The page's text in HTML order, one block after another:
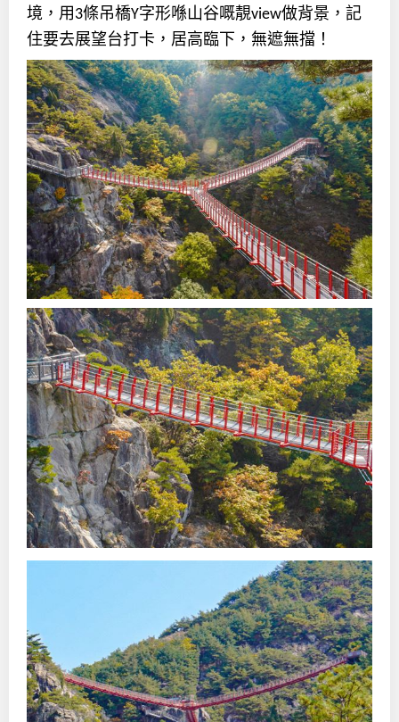
境，用3條吊橋Y字形喺山谷嘅靚view做背景，記
住要去展望台打卡，居高臨下，無遮無擋！